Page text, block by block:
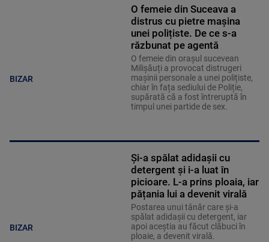
BIZAR
O femeie din Suceava a
distrus cu pietre mașina
unei polițiste. De ce s-a
răzbunat pe agentă
O femeie din orașul sucevean
Milișăuți a provocat distrugeri
mașinii personale a unei polițiste,
chiar în fața sediului de Poliție,
supărată că a fost întreruptă în
timpul unei partide de sex.
BIZAR
Și-a spălat adidașii cu
detergent și i-a luat în
picioare. L-a prins ploaia, iar
pățania lui a devenit virală
Postarea unui tânăr care și-a
spălat adidașii cu detergent, iar
apoi aceștia au făcut clăbuci în
ploaie, a devenit virală.